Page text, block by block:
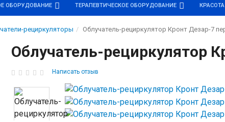
ОБОРУДОВАНИЕ ТЕРАПЕВТИЧЕСКОЕ ОБОРУДОВАНИЕ
рециркуляторы Облучатель-рециркулятор Кронт Дезар-7
Облучатель-рециркулятор
Написать отзыв